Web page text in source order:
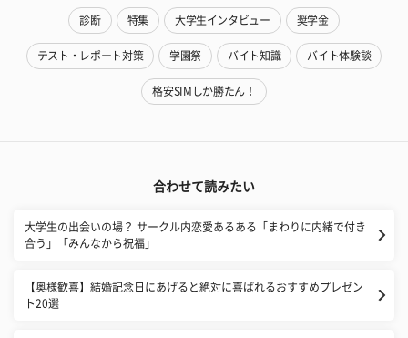
診断 特集 大学生インタビュー 奨学金
テスト・レポート対策 学園祭 バイト知識 バイト体験談
格安SIMしか勝たん！
合わせて読みたい
​大学生の出会いの場？ サークル内恋愛あるある「まわりに内緒で付き
合う」「みんなから祝福」
【奥様歓喜】結婚記念日にあげると絶対に喜ばれるおすすめプレゼン
ト20選